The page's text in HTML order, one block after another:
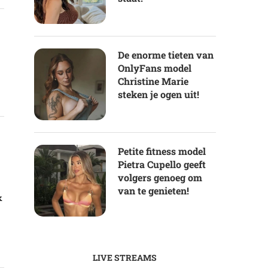
De enorme tieten van
OnlyFans model
Christine Marie
steken je ogen uit!
Petite fitness model
Pietra Cupello geeft
volgers genoeg om
van te genieten!
LIVE STREAMS